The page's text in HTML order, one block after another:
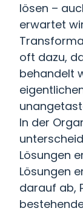
lösen –
erwartet
oft dazu,
behandelt
In der
Lösungen
Lösungen
darauf ab,